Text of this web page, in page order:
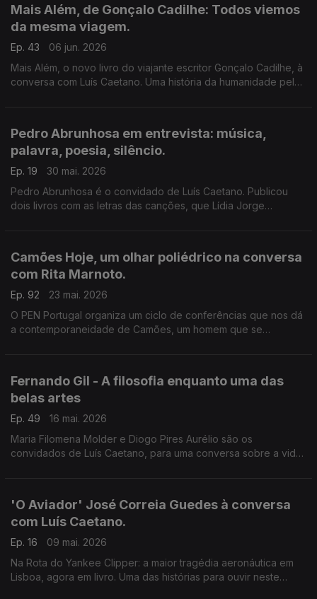
Mais Além, de Gonçalo Cadilhe: Todos viemos
da mesma viagem.
Ep. 43
06 jun. 2026
Mais Além, o novo livro do viajante escritor Gonçalo Cadilhe, à
conversa com Luís Caetano. Uma história da humanidade pela
Pedro Abrunhosa em entrevista: música,
palavra, poesia, silêncio.
Ep. 19
30 mai. 2026
Pedro Abrunhosa é o convidado de Luís Caetano. Publicou
dois livros com as letras das canções, que Lídia Jorge
Camões Hoje, um olhar poliédrico na conversa
com Rita Marnoto.
Ep. 92
23 mai. 2026
O PEN Portugal organiza um ciclo de conferências que nos dá
a contemporaneidade de Camões, um homem que se
Fernando Gil - A filosofia enquanto uma das
belas artes
Ep. 49
16 mai. 2026
Maria Filomena Molder e Diogo Pires Aurélio são os
convidados de Luís Caetano, para uma conversa sobre a vida
'O Aviador' José Correia Guedes à conversa
com Luís Caetano.
Ep. 16
09 mai. 2026
Na Rota do Yankee Clipper: a maior tragédia aeronáutica em
Lisboa, agora em livro. Uma das histórias para ouvir neste